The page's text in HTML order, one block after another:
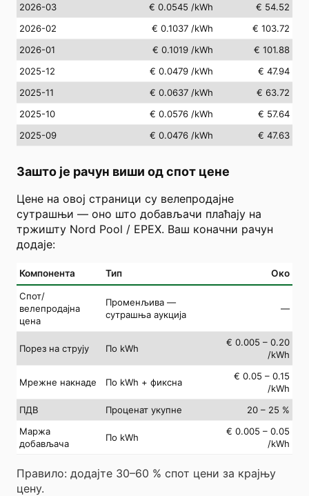
2026-03
€ 0.0545 /kWh
€ 54.52
2026-02
€ 0.1037 /kWh
€ 103.72
2026-01
€ 0.1019 /kWh
€ 101.88
2025-12
€ 0.0479 /kWh
€ 47.94
2025-11
€ 0.0637 /kWh
€ 63.72
2025-10
€ 0.0576 /kWh
€ 57.64
2025-09
€ 0.0476 /kWh € 47.63
Зашто је рачун виши од спот цене
Цене на овој страници су велепродајне
сутрашњи — оно што добављачи плаћају на
тржишту Nord Pool / EPEX. Ваш коначни рачун
додаје:
Компонента Тип Око
Спот/
велепродајна
цена
Променљива —
сутрашња аукција
—
Порез на струју По kWh
€ 0.005 – 0.20
/kWh
Мрежне накнаде По kWh + фиксна
€ 0.05 – 0.15
/kWh
ПДВ
Проценат укупне
20 – 25 %
Маржа
добављача
По kWh
€ 0.005 – 0.05
/kWh
Правило: додајте 30–60 % спот цени за крајњу
цену.